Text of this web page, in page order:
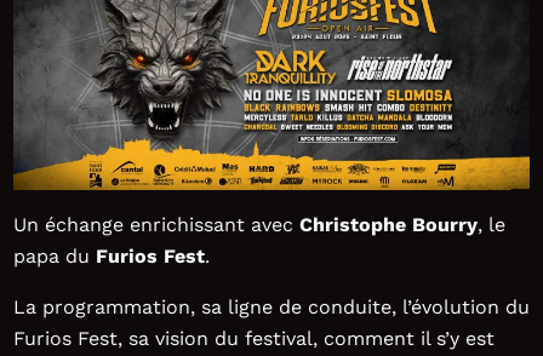
Un échange enrichissant avec Christophe Bourry, le
papa du Furios Fest.
La programmation, sa ligne de conduite, l’évolution du
Furios Fest, sa vision du festival, comment il s’y est